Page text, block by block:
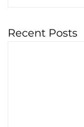
Recent Posts